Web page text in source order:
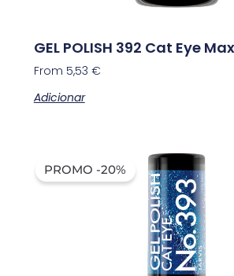
GEL POLISH 392 Cat Eye
From 5,53 €
Adicionar
PROMO -20%